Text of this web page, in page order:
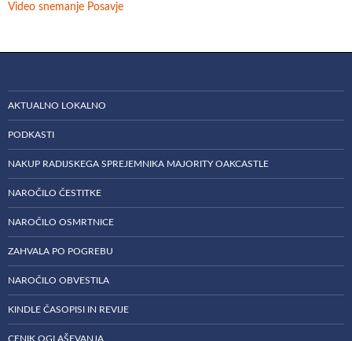
Video snemanje Posavje
AKTUALNO LOKALNO
PODKASTI
NAKUP RADIJSKEGA SPREJEMNIKA MAJORITY OAKCASTLE
NAROČILO ČESTITKE
NAROČILO OSMRTNICE
ZAHVALA PO POGREBU
NAROČILO OBVESTILA
KINDLE ČASOPISI IN REVIJE
CENIK OGLAŠEVANJA